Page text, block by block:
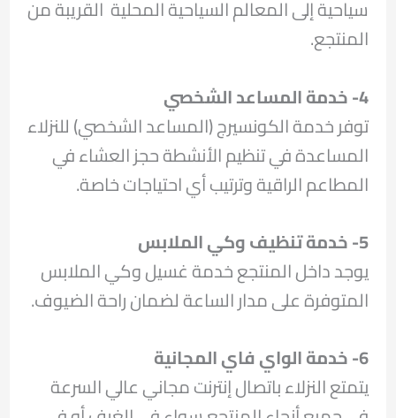
سياحية إلى المعالم السياحية المحلية القريبة من
المنتجع.
4- خدمة المساعد الشخصي
توفر خدمة الكونسيرج (المساعد الشخصي) للنزلاء
المساعدة في تنظيم الأنشطة حجز العشاء في
المطاعم الراقية وترتيب أي احتياجات خاصة.
5- خدمة تنظيف وكي الملابس
يوجد داخل المنتجع خدمة غسيل وكي الملابس
المتوفرة على مدار الساعة لضمان راحة الضيوف.
6- خدمة الواي فاي المجانية
يتمتع النزلاء باتصال إنترنت مجاني عالي السرعة